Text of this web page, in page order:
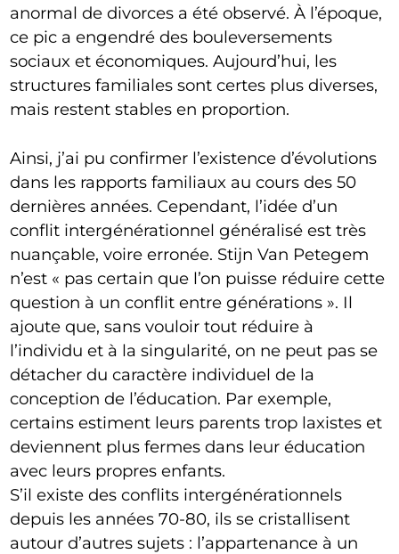
anormal de divorces a été observé. À l’époque,
ce pic a engendré des bouleversements
sociaux et économiques. Aujourd’hui, les
structures familiales sont certes plus diverses,
mais restent stables en proportion.
Ainsi, j’ai pu confirmer l’existence d’évolutions
dans les rapports familiaux au cours des 50
dernières années. Cependant, l’idée d’un
conflit intergénérationnel généralisé est très
nuançable, voire erronée. Stijn Van Petegem
n’est « pas certain que l’on puisse réduire cette
question à un conflit entre générations ». Il
ajoute que, sans vouloir tout réduire à
l’individu et à la singularité, on ne peut pas se
détacher du caractère individuel de la
conception de l’éducation. Par exemple,
certains estiment leurs parents trop laxistes et
deviennent plus fermes dans leur éducation
avec leurs propres enfants.
S’il existe des conflits intergénérationnels
depuis les années 70-80, ils se cristallisent
autour d’autres sujets : l’appartenance à un